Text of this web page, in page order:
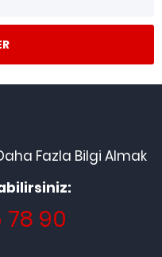
Fazla Bilgi Almak
78 90